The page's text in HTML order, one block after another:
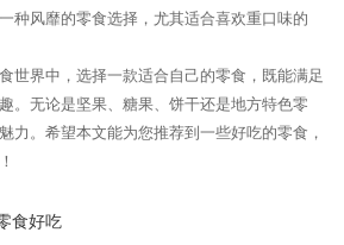
种风靡的零食选择，尤其适合喜欢重口味的
世界中，选择一款适合自己的零食，既能满足
。无论是坚果、糖果、饼干还是地方特色零
力。希望本文能为您推荐到一些好吃的零食，
食好吃